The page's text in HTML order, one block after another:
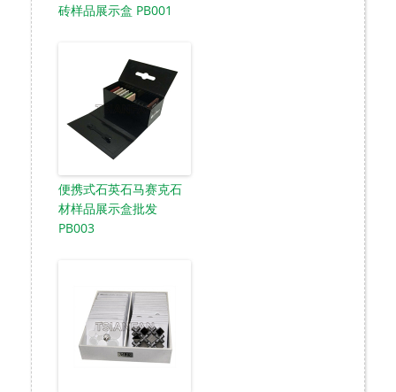
砖样品展示盒 PB001
便携式石英石马赛克石
材样品展示盒批发
PB003